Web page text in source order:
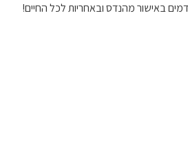
באישור מהנדס ובאחריות לכל החיים!